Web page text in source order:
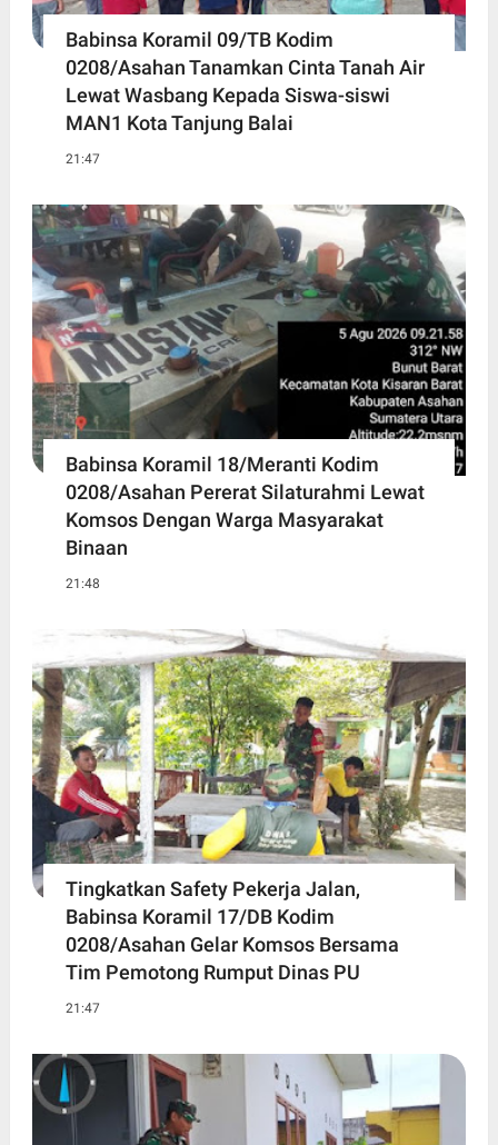
Babinsa Koramil 09/TB Kodim
0208/Asahan Tanamkan Cinta Tanah Air
Lewat Wasbang Kepada Siswa-siswi
MAN1 Kota Tanjung Balai
21:47
Babinsa Koramil 18/Meranti Kodim
0208/Asahan Pererat Silaturahmi Lewat
Komsos Dengan Warga Masyarakat
Binaan
21:48
Tingkatkan Safety Pekerja Jalan,
Babinsa Koramil 17/DB Kodim
0208/Asahan Gelar Komsos Bersama
Tim Pemotong Rumput Dinas PU
21:47